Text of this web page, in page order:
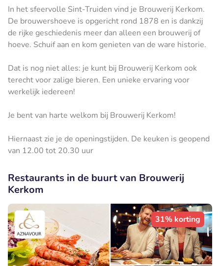
In het sfeervolle Sint-Truiden vind je Brouwerij Kerkom.
De brouwershoeve is opgericht rond 1878 en is dankzij
de rijke geschiedenis meer dan alleen een brouwerij of
hoeve. Schuif aan en kom genieten van de ware historie.
Dat is nog niet alles: je kunt bij Brouwerij Kerkom ook
terecht voor zalige bieren. Een unieke ervaring voor
werkelijk iedereen!
Je bent van harte welkom bij Brouwerij Kerkom!
Hiernaast zie je de openingstijden. De keuken is geopend
van 12.00 tot 20.30 uur
Restaurants in de buurt van Brouwerij
Kerkom
31% korting